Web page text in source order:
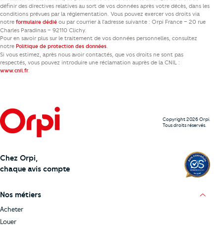
définir des directives relatives au sort de vos données après votre décès, dans les
conditions prévues par la réglementation. Vous pouvez exercer vos droits via
notre formulaire dédié ou par courrier à l’adresse suivante : Orpi France – 20 rue
Charles Paradinas – 92110 Clichy.
Pour en savoir plus sur le traitement de vos données personnelles, consultez
notre Politique de protection des données.
Si vous estimez, après nous avoir contactés, que vos droits ne sont pas
respectés, vous pouvez introduire une réclamation auprès de la CNIL :
www.cnil.fr.
Copyright 2026 Orpi.
Tous droits réservés.
Chez Orpi,
chaque avis compte
Nos métiers
Acheter
Louer